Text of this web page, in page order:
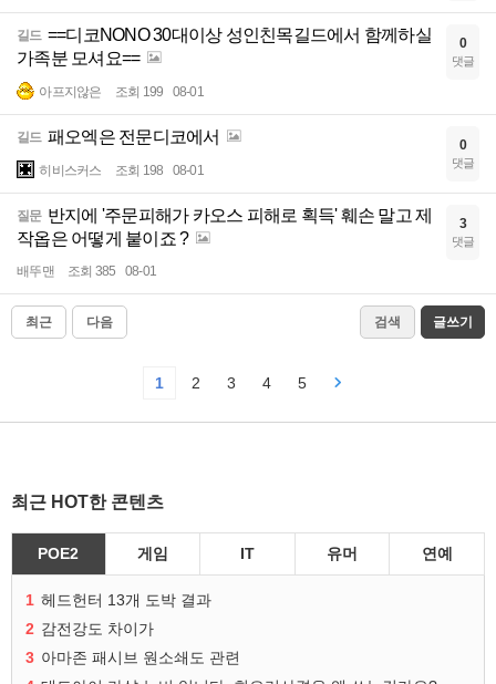
길드 ==디코NONO 30대이상 성인친목길드에서 함께하실
가족분 모셔요==
아프지않은 조회 199 08-01
0
댓글
길드 패오엑은 전문디코에서
히비스커스 조회 198 08-01
0
댓글
질문 반지에 '주문피해가 카오스 피해로 획득' 훼손 말고 제
작옵은 어떻게 붙이죠 ?
배뚜맨 조회 385 08-01
3
댓글
최근 다음 검색 글쓰기
1 2 3 4 5
최근 HOT한 콘텐츠
POE2 게임 IT 유머 연예
1 헤드헌터 13개 도박 결과
2 감전강도 차이가
3 아마존 패시브 원소쇄도 관련